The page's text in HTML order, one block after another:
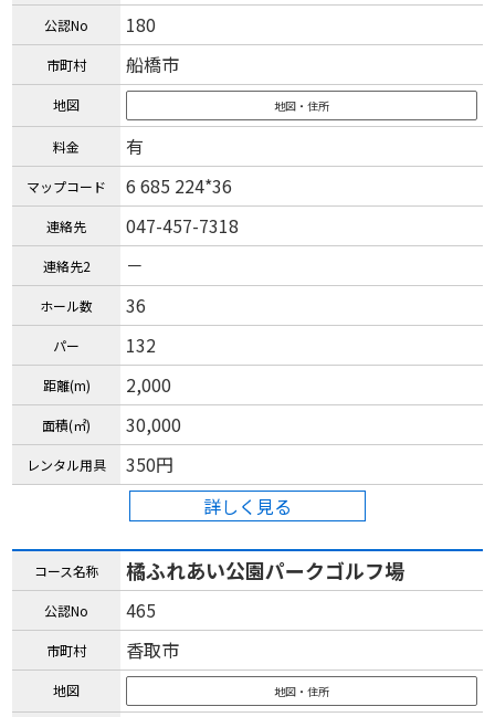
公認No 180
市町村 船橋市
地図 地図・住所
料金 有
マップコード 6 685 224*36
連絡先 047-457-7318
連絡先2 －
ホール数 36
パー 132
距離(m) 2,000
面積(㎡) 30,000
レンタル用具
350円
詳しく見る
コース名称 橘ふれあい公園パークゴルフ場
公認No 465
市町村 香取市
地図 地図・住所